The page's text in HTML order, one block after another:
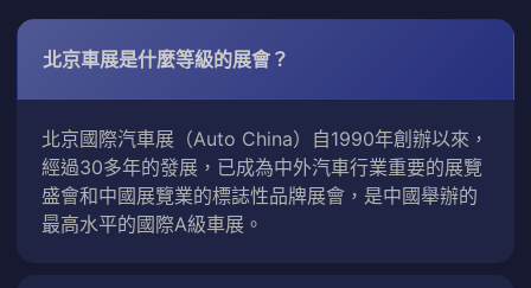
北京車展是什麼等級的展會？
北京國際汽車展（Auto China）自1990年創辦以來，
經過30多年的發展，已成為中外汽車行業重要的展覽
盛會和中國展覽業的標誌性品牌展會，是中國舉辦的
最高水平的國際A級車展。